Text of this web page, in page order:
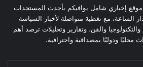
موقع إخباري شامل يوافيكم بأحدث المستجدات
الساعة، مع تغطية متواصلة لأخبار السياسة
والتكنولوجيا والفن، وتقارير وتحليلات ترصد أهم
محليًا ودوليًا بمصداقية واحترافية.